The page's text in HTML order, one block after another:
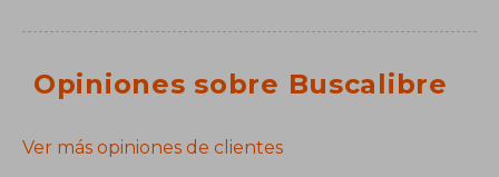
Opiniones sobre Buscalibre
Ver más opiniones de clientes